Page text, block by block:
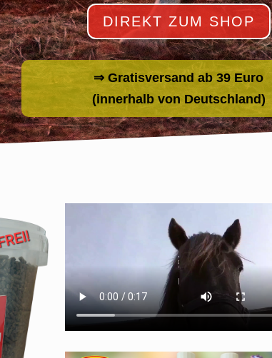
DIREKT ZUM SHOP
⇒ Gratisversand ab 39 Euro
(innerhalb von Deutschland)